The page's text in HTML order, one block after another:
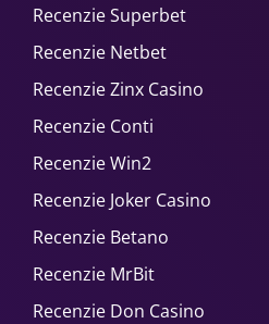
Recenzie Superbet
Recenzie Netbet
Recenzie Zinx Casino
Recenzie Conti
Recenzie Win2
Recenzie Joker Casino
Recenzie Betano
Recenzie MrBit
Recenzie Don Casino